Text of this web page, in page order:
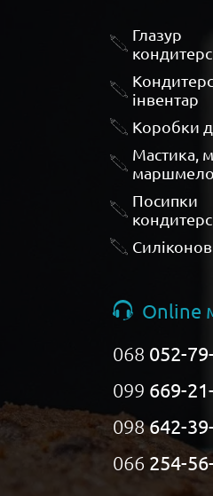
Глазур
інвентар
Коробки
Мастика,
Посипки
Online
068 052-
099 669-
098642-
066 254-